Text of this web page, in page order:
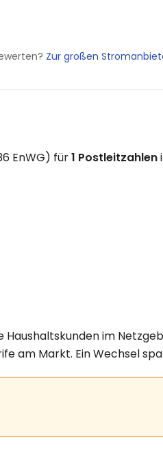
Zur großen
EnWG) für1 Postleitzahlen
im
am Markt. Ein Wechsel